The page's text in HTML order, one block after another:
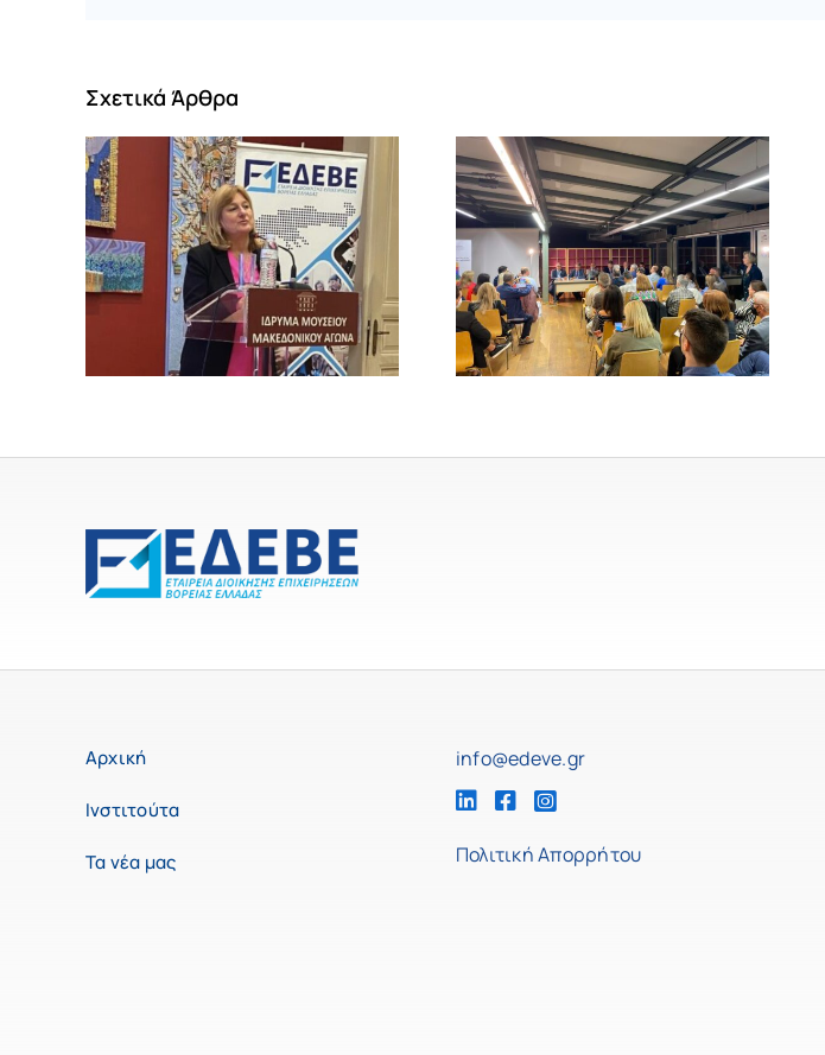
Σχετικά Άρθρα
Αρχική
Ινστιτούτα
Τα νέα μας
info@edeve.gr
Πολιτική Απορρήτου